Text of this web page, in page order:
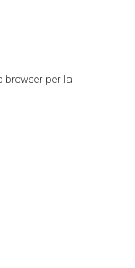
browser per la